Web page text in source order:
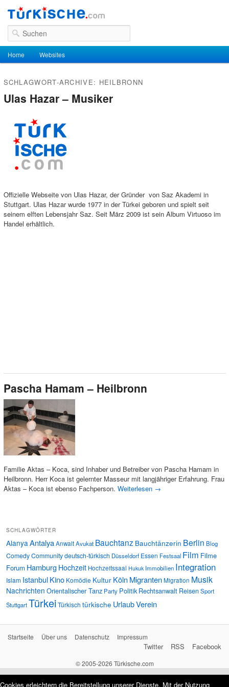
Suchen
Hauptmenü
Zum Inhalt wechseln
Zum sekundären Inhalt wechseln
Home Websites
SCHLAGWORT-ARCHIVE: HEILBRONN
Ulas Hazar – Musiker
Offizielle Webseite von Ulas Hazar, der Gründer von Saz Akademi in
Stuttgart. Ulas Hazar wurde 1977 in der Türkei geboren und spielt seit
seinem elften Lebensjahr Saz. Seit März 2009 ist sein Album Virtuoso im
Handel erhältlich.
Pascha Hamam – Heilbronn
Familie Aktas – Koca, sind Inhaber und Betreiber von Pascha Hamam in
Heilbronn. Herr Koca ist gelernter Masseur mit langjähriger Erfahrung. Frau
Aktas – Koca ist ebenso Fachperson. Weiterlesen →
SCHLAGWÖRTER
Alanya AntalyaAnwaltAvukat Bauchtanz Bauchtänzerin Berlin Blog
ComedyCommunitydeutsch-türkisch Düsseldorf Essen Festsaal Film Filme
Forum Hamburg Hochzeit Hochzeitssaal Hukuk Immobilien Integration
Islam IstanbulKino Komödie Kultur Köln MigrantenMigration Musik
Nachrichten Orientalischer Tanz Party Politik Rechtsanwalt ReisenSport
StuttgartTürkeiTürkisch türkische UrlaubVerein
Startseite Über uns Datenschutz Impressum
Facebook
RSS
Twitter
© 2005-2026 Türkische.com
Cookies erleichtern die Bereitstellung unserer Dienste. Mit der Nutzung